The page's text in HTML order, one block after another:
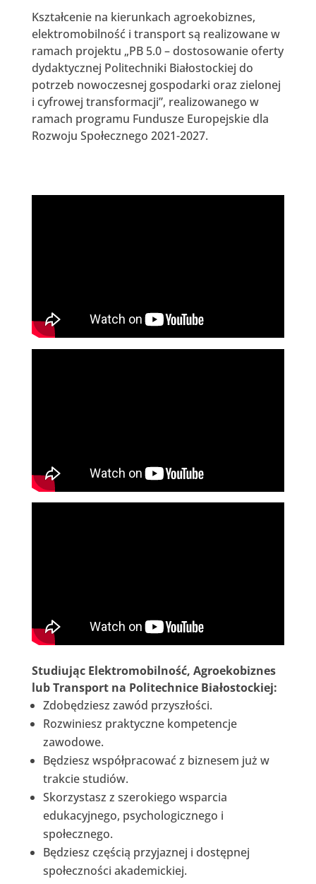
Kształcenie na kierunkach agroekobiznes,
elektromobilność i transport są realizowane w
ramach projektu „PB 5.0 – dostosowanie oferty
dydaktycznej Politechniki Białostockiej do
potrzeb nowoczesnej gospodarki oraz zielonej
i cyfrowej transformacji”, realizowanego w
ramach programu Fundusze Europejskie dla
Rozwoju Społecznego 2021-2027.
Studiując Elektromobilność, Agroekobiznes
lub Transportna Politechnice Białostockiej:
Zdobędziesz zawód przyszłości.
Rozwiniesz praktyczne kompetencje
zawodowe.
Będziesz współpracować z biznesem już w
trakcie studiów.
Skorzystasz z szerokiego wsparcia
edukacyjnego, psychologicznego i
społecznego.
Będziesz częścią przyjaznej i dostępnej
społeczności akademickiej.